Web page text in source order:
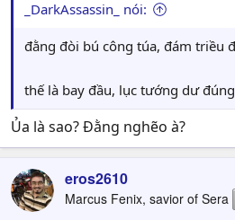
that the end could come around
many fans, the fact that Hara is
in a timely and deliberate way
for what’s to come. With major
the next five years promise to
shifts, character developments,
will shape the fate of the
_DarkAssassin_ nói:
đằng đòi bú công túa, đám triều
thế là bay đầu, lục tướng dư
Ủa là sao? Đằng nghẽo à?
eros2610
Marcus Fenix, savior of Sera